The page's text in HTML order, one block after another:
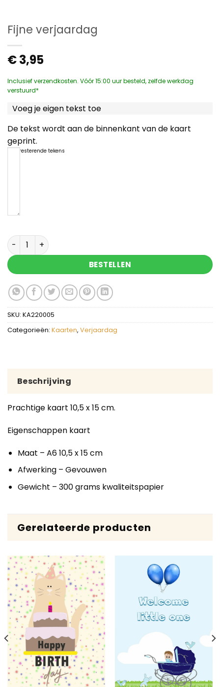
Fijne verjaardag
€3,95
Inclusief verzendkosten. Vóór 15:00 uur besteld, zelfde werkdag
verstuurd*
Voeg je eigen tekst toe
De tekst wordt aan de binnenkant van de kaart
geprint.
resterende tekens
Fijne verjaardag aantal
BESTELLEN
SKU: KA220005
Categorieën: Kaarten, Verjaardag
Beschrijving
Prachtige kaart 10,5 x 15 cm.
Eigenschappen kaart
Maat – A6 10,5 x 15 cm
Afwerking – Gevouwen
Gewicht – 300 grams kwaliteitspapier
Gerelateerde producten